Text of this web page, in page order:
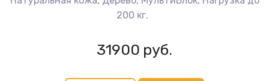
200 кг.
31900 руб.